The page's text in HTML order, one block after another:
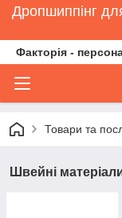
Дропшиппінг
Факторія -
Товари та
Швейні